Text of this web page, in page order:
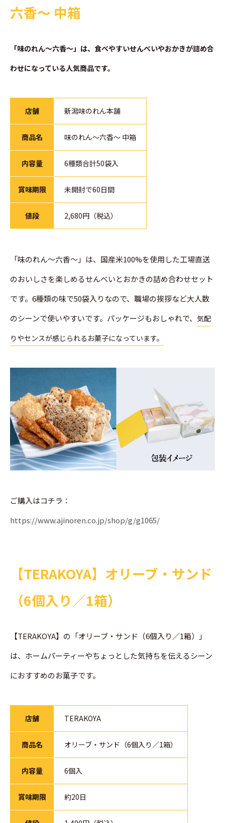
六香～ 中箱
「味のれん～六香～」は、食べやすいせんべいやおかきが詰め合
わせになっている人気商品です。
店舗 新潟味のれん本舗
商品名 味のれん～六香～ 中箱
内容量 6種類合計50袋入
賞味期限 未開封で60日間
値段 2,680円（税込）
「味のれん～六香～」は、国産米100%を使用した工場直送
のおいしさを楽しめるせんべいとおかきの詰め合わせセット
です。6種類の味で50袋入りなので、職場の挨拶など大人数
のシーンで使いやすいです。パッケージもおしゃれで、 気配
りやセンスが感じられるお菓子になっています。
ご購入はコチラ：
https://www.ajinoren.co.jp/shop/g/g1065/
【TERAKOYA】オリーブ・サンド
（6個入り／1箱）
【TERAKOYA】の「オリーブ・サンド（6個入り／1箱）」
は、ホームパーティーやちょっとした気持ちを伝えるシーン
におすすめのお菓子です。
店舗 TERAKOYA
商品名 オリーブ・サンド（6個入り／1箱）
内容量 6個入
賞味期限 約20日